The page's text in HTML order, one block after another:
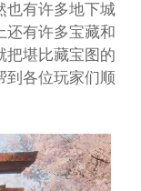
也有许多地下城
还有许多宝藏和
把堪比藏宝图的
到各位玩家们顺